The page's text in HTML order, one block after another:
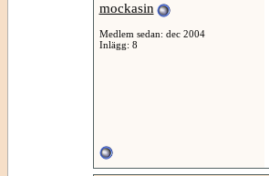
mockasin
Medlem sedan: dec 2004
Inlägg: 8